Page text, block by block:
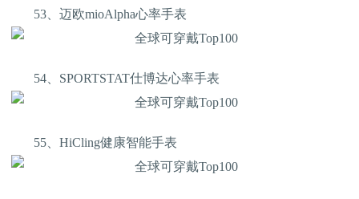
53、迈欧mioAlpha心率手表
54、SPORTSTAT仕博达心率手表
55、HiCling健康智能手表